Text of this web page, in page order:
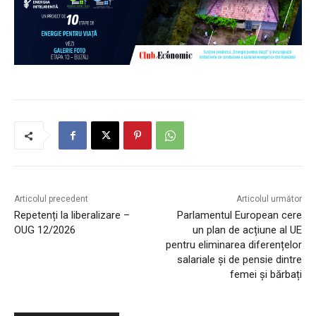
Articolul precedent
Repetenți la liberalizare –
OUG 12/2026
Articolul următor
Parlamentul European cere
un plan de acțiune al UE
pentru eliminarea diferențelor
salariale și de pensie dintre
femei și bărbați